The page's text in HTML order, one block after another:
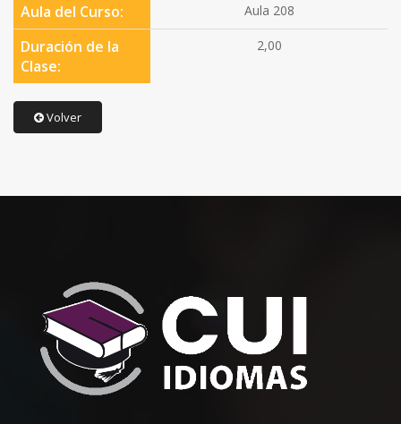
Aula del Curso: Aula 208
Duración de la
Clase:
2,00
Volver